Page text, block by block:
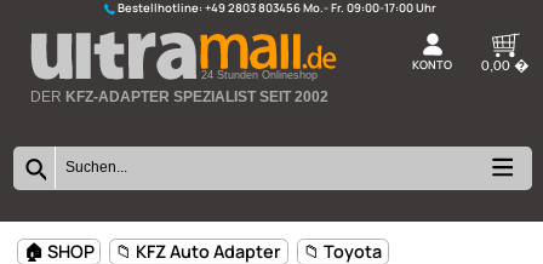
Bestellhotline:+49 2803 803456
24 Stunden Onlineshop
-13,7%